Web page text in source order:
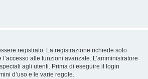
registrato. La registrazione richiede solo
alle funzioni avanzate. L’amministratore
agli utenti. Prima di eseguire il login
d’uso e le varie regole.